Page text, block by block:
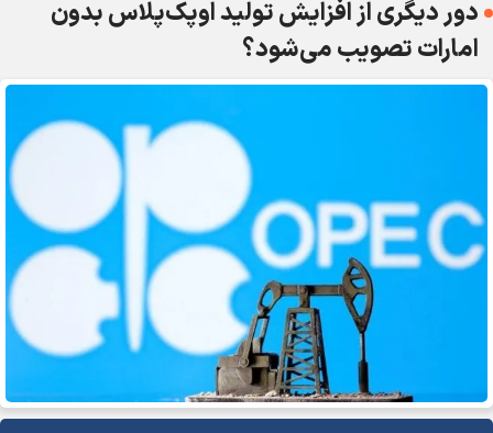
دور دیگری از افزایش تولید اوپک‌پلاس بدون
امارات تصویب می‌شود؟